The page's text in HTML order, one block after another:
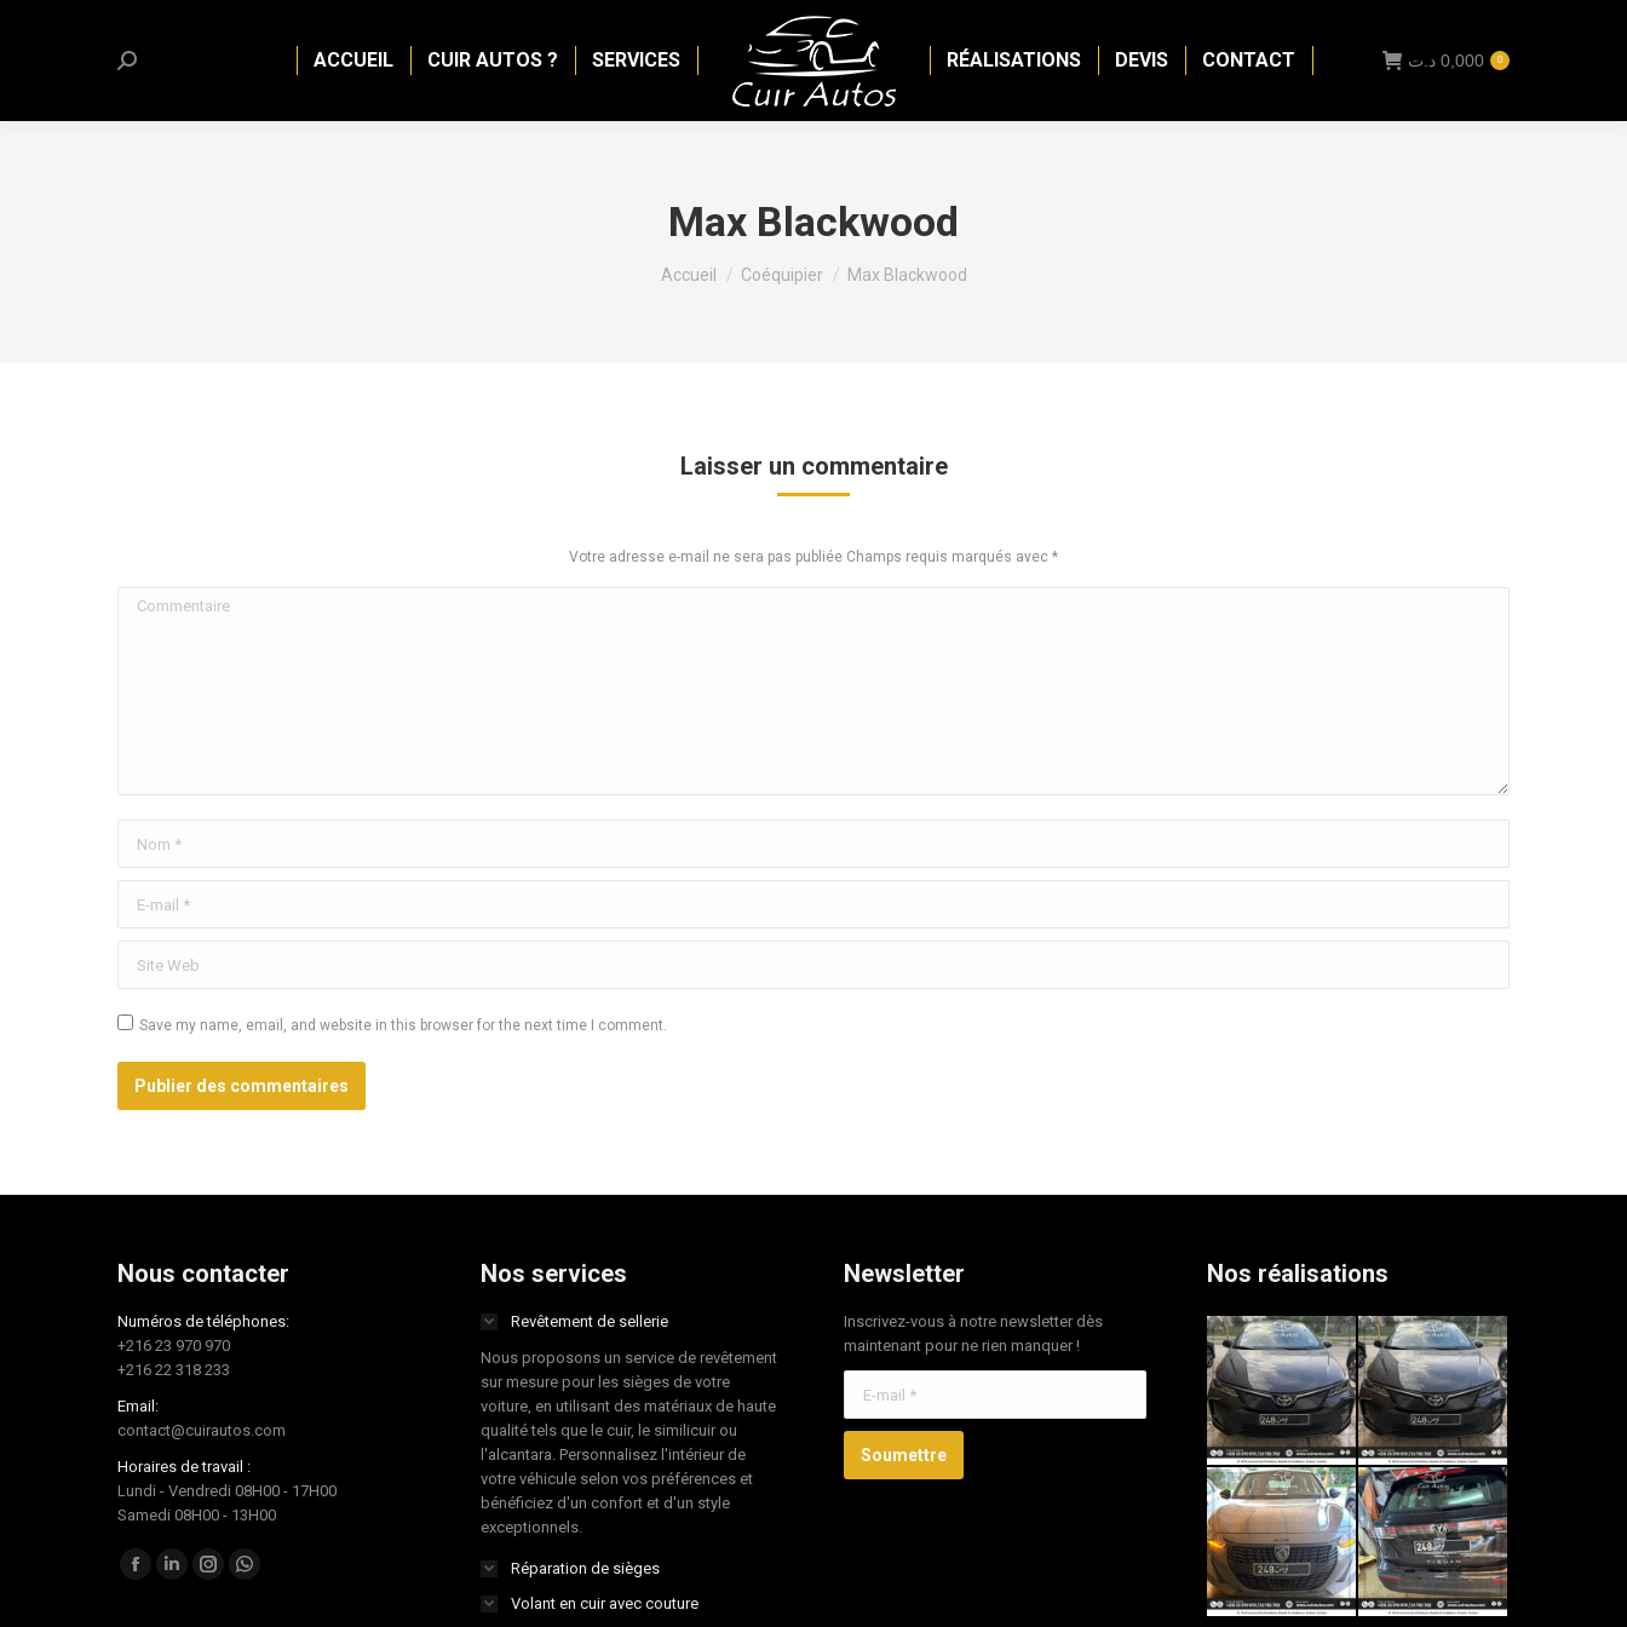
ACCUEIL CUIR AUTOS ? SERVICES
Search: RÉALISATIONS DEVIS CONTACT 0,000 د.ت 0
Max Blackwood
Accueil Coéquipier Max Blackwood
Laisser un commentaire
Votre adresse e-mail ne sera pas publiée Champs requis marqués avec *
Commentaire
Save my name, email, and website in this browser for the next time I comment.
Publier des commentaires
Nous contacter
Numéros de téléphones:
+216 23 970 970
+216 22 318 233
Email:
contact@cuirautos.com
Horaires de travail :
Lundi - Vendredi 08H00 - 17H00
Samedi 08H00 - 13H00
Trouvez nous sur :
Facebook
LinkedInInstagramWhatsapp
Nos services
Revêtement de sellerie
Nous proposons un service de revêtement
sur mesure pour les sièges de votre
voiture, en utilisant des matériaux de haute
qualité tels que le cuir, le similicuir ou
l'alcantara. Personnalisez l'intérieur de
votre véhicule selon vos préférences et
bénéficiez d'un confort et d'un style
exceptionnels.
Réparation de sièges
Volant en cuir avec couture
Newsletter
Inscrivez-vous à notre newsletter dès
maintenant pour ne rien manquer !
Soumettre
Nos réalisations